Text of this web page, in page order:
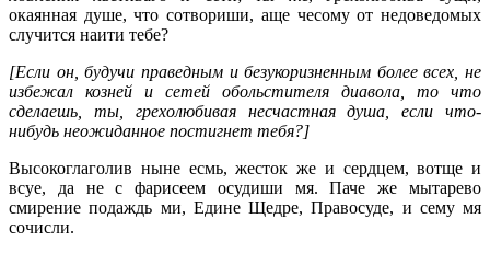
окаянная душе, что сотвориши, аще чесому от недоведомых
случится наити тебе?
[Если он, будучи праведным и безукоризненным более всех, не
избежал козней и сетей обольстителя диавола, то что
сделаешь, ты, грехолюбивая несчастная душа, если что-
нибудь неожиданное постигнет тебя?]
Высокоглаголив ныне есмь, жесток же и сердцем, вотще и
всуе, да не с фарисеем осудиши мя. Паче же мытарево
смирение подаждь ми, Едине Щедре, Правосуде, и сему мя
сочисли.